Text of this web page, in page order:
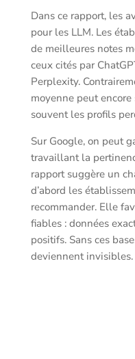
Dans ce rapport, les
pour les LLM. Les
de meilleures notes
ceux cités par
Perplexity.
moyenne peut
souvent les profils
Sur Google, on peut
travaillant la
rapport suggère un
d’abord les
recommander. Elle
fiables : données
positifs. Sans ces
deviennent invisibles.